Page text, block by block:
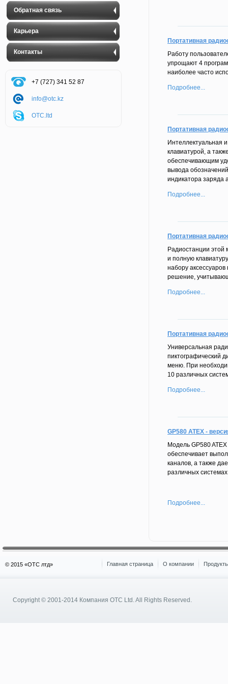
Портативная
Работу
упрощают 4
наиболее часто
Подробнее...
Портативная
Интеллектуальная
клавиатурой, а
обеспечивающим
вывода
индикатора заряда
Подробнее...
Портативная
Радиостанции
и полную
набору
решение,
Подробнее...
Портативная
Универсальная
пиктографический
меню. При
10 различных
Подробнее...
GP580 ATEX -
Модель GP580
обеспечивает
каналов, а также
различных
Подробнее...
Обратная связь
Карьера
Контакты
+7 (727) 341 52 87
info@otc.kz
OTC.ltd
© 2015 «OTC лтд» Главная страница О компании
Copyright © 2001-2014 Компания OTC Ltd.All Rights Reserved.